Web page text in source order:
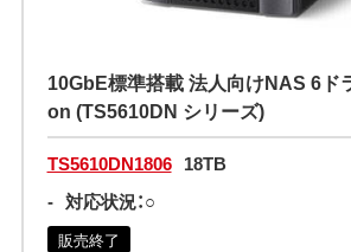
10GbE標準搭載 法人向けNAS 6ド
on (TS5610DN シリーズ)
TS5610DN1806 18TB
- 対応状況：○
販売終了